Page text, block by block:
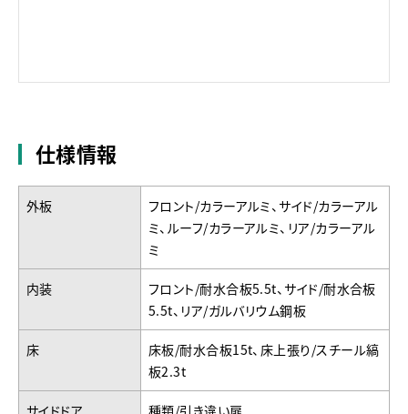
仕様情報
外板
フロント/カラーアルミ、サイド/カラーアル
ミ、ルーフ/カラーアルミ、リア/カラーアル
ミ
内装
フロント/耐水合板5.5t、サイド/耐水合板
5.5t、リア/ガルバリウム鋼板
床
床板/耐水合板15t、床上張り/スチール縞
板2.3t
サイドドア 種類/引き違い扉